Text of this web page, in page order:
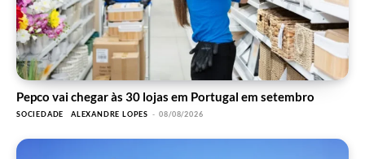
Pepco vai chegar às 30 lojas em Portugal em setembro
SOCIEDADE ALEXANDRE LOPES - 08/08/2026